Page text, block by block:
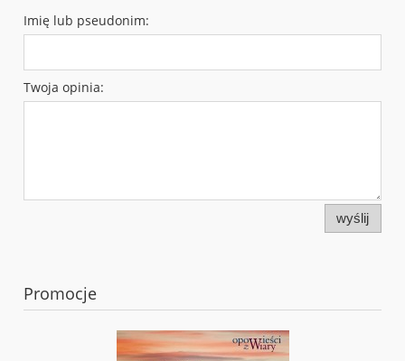
Imię lub pseudonim:
Twoja opinia:
wyślij
Promocje